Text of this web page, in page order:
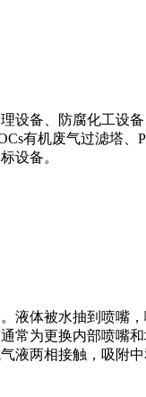
备、防腐化工设备
有机废气过滤塔
标设备。
液体被水抽到喷嘴
常为更换内部喷嘴
液两相接触，吸附